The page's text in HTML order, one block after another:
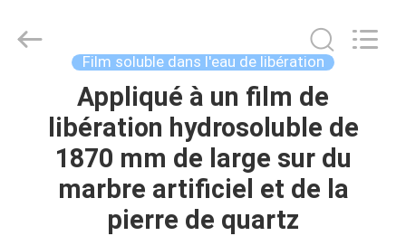
MAISON
PRODUITS
Greencradleland
Macromolecule
Film soluble dans l'eau de libération
Appliqué à un film de
libération hydrosoluble de
1870 mm de large sur du
marbre artificiel et de la
pierre de quartz